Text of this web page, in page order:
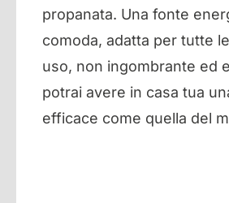
propanata. Una fonte
comoda, adatta per tutte
uso, non ingombrante ed
potrai avere in casa tua
efficace come quella del